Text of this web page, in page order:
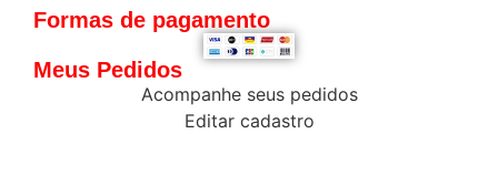
Formas de pagamento
Meus Pedidos
Acompanhe seus pedidos
Editar cadastro